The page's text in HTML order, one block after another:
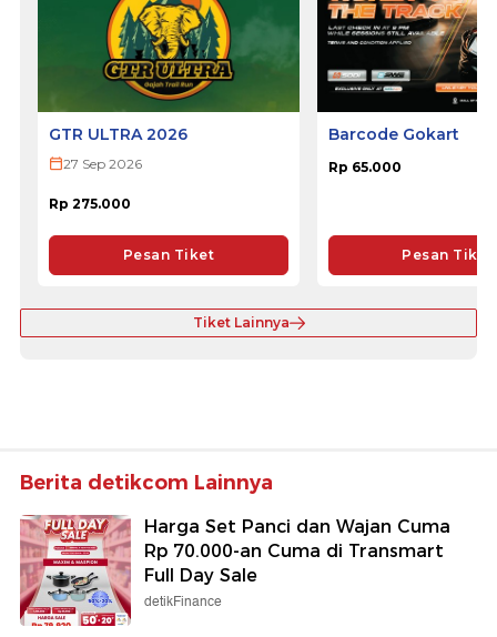
GTR ULTRA 2026
27 Sep 2026
Rp 275.000
Pesan Tiket
Barcode Gokart
Rp 65.000
Pesan Tiket
Tiket Lainnya
Berita detikcom Lainnya
Harga Set Panci dan Wajan Cuma
Rp 70.000-an Cuma di Transmart
Full Day Sale
detikFinance